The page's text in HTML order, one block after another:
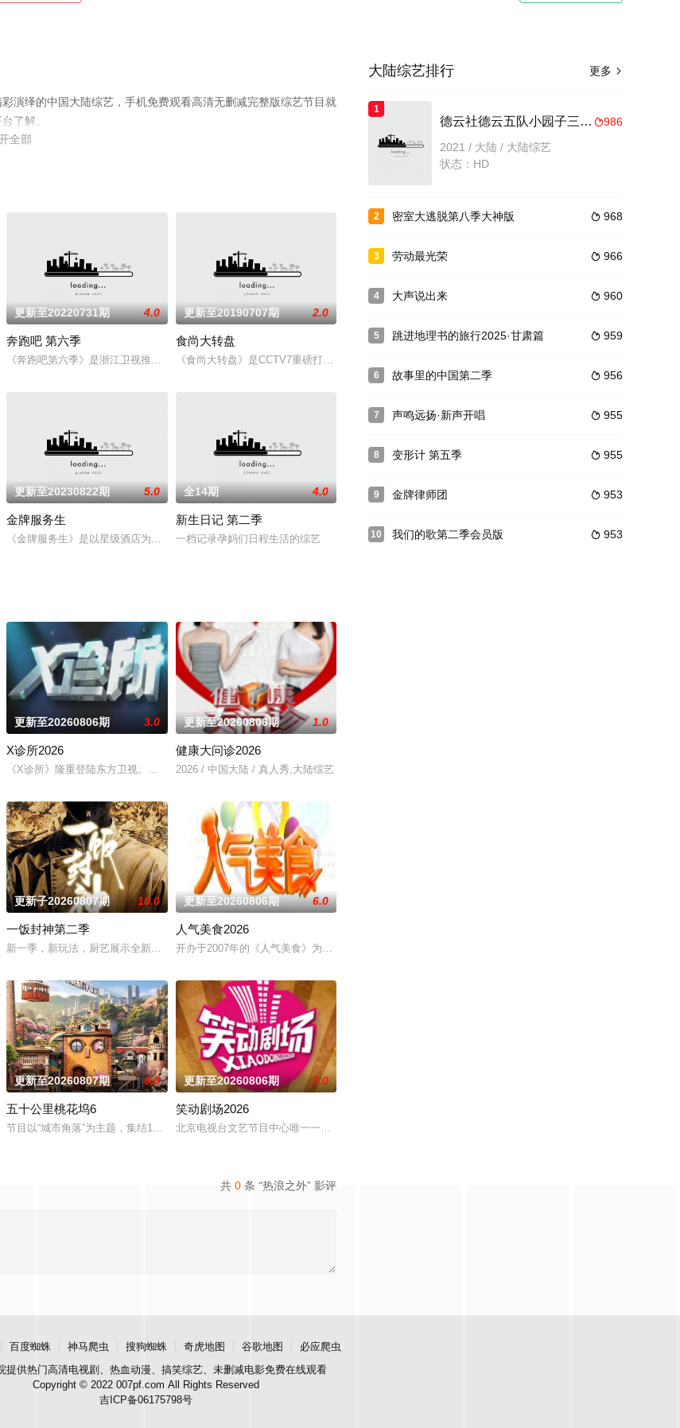
演绎的中国大陆综艺，手机免费观看高清无删减完整版综艺节目就
了解。
全部
、郭劲岐、狄倩伊、王自如，分两组分别经营
品，霍城呦吼文创传媒有限责任公司制作。是全国首档带感带货，以解决全民日常
更新至20220731期 4.0
奔跑吧 第六季
《奔跑吧第六季》是浙江卫视推出的运动综艺节目。
更新至20190707期 2.0
食尚大转盘
《食尚大转盘》是CCTV7重磅打造的一档生活服务类节目。该栏目以综艺娱乐的表现形式，突出“有用”、“有趣”
第一视角，配以拟人化的配音，每期一场不同主题的向往动物家族的茶话会
更新至20230822期 5.0
金牌服务生
《金牌服务生》是以星级酒店为背景，讲述了小人物的爱情故事，在这座酒店的服务生之中，不仅有隐藏身份的富二代、
全14期 4.0
新生日记 第二季
一档记录孕妈们日程生活的综艺
入演播室，主持人和人民调解员现场为当事人排忧解难，通过节目告诉观众面对纠
更新至20260806期 3.0
X诊所2026
《X诊所》隆重登陆东方卫视。在这个健康大过天、全民皆养生的风口浪尖，为你送上更大牌专家，更独特新知，更健康
更新至20260806期 1.0
健康大问诊2026
2026 / 中国大陆 / 真人秀,大陆综艺
以友情为纽带，以“毛雪汪之家”为主要拍摄
腻浪漫，新的故事会怎样产生？从陌生到靠近的每一步是否都是满满心动，新一
更新子20260807期 10.0
一饭封神第二季
新一季，新玩法，厨艺展示全新升级！厨神级的美味将持续上演，每一道都值得期待，已经盼着开宴瞬间的美味暴击了！
更新至20260806期 6.0
人气美食2026
开办于2007年的《人气美食》为美食榜单、人气小店、民间美食、烹饪厨艺和饮食风俗为主要内容的美食文化
优秀单口喜剧演员和漫才组合。每一位“小人
推理的关键，更少不了开推团的默契配合！接下来开推团还会在推理探险的路上继
更新至20260807期 6.0
五十公里桃花坞6
节目以“城市角落”为主题，集结15位多元坞民通过21天的共同生活与亲手建造，探索在不够理想的环境中，如何创
更新至20260806期 3.0
笑动剧场2026
北京电视台文艺节目中心唯一一档日播的“语言类”栏目，“强力推出”第一时段，独创“幽默评书”打造北京风格，“
共 0 条 “热浪之外” 影评
更多 
大陆综艺排行
1
986
德云社德云五队小园子三里屯剧场站
2021 / 大陆 / 大陆综艺
状态：HD
2  968
密室大逃脱第八季大神版
3  966
劳动最光荣
4  960
大声说出来
5  959
跳进地理书的旅行2025·甘肃篇
6  956
故事里的中国第二季
7  955
声鸣远扬·新声开唱
8  955
变形计 第五季
9  953
金牌律师团
10  953
我们的歌第二季会员版
百度蜘蛛 神马爬虫 搜狗蜘蛛 奇虎地图 谷歌地图
必应爬虫
提供热门高清电视剧、热血动漫、搞笑综艺、未删减电影免费在线观看
Copyright © 2022 007pf.com All Rights Reserved
吉ICP备06175798号